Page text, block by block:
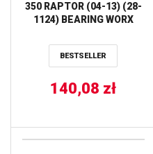
350 RAPTOR (04-13) (28-
1124) BEARING WORX
BESTSELLER
140,08 zł